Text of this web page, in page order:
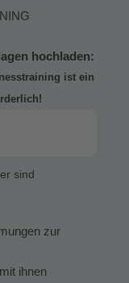
hochladen:
ist ein
sind
zur
ihnen